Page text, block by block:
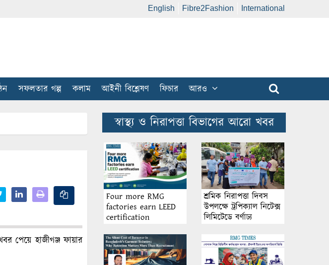
English Fibre2Fashion International
সফলতার গল্প কলাম আইনী বিশ্লেষণ ফিচার আরও
পেয়ে হাজীগঞ্জ ফায়ার
স্বাস্থ্য ও নিরাপত্তা বিভাগের আরো খবর
Four more RMG
factories earn LEED
certification
শ্রমিক নিরাপত্তা দিবস
উপলক্ষে ট্রপিক্যাল নিটেক্স
লিমিটেডে বর্ণাঢ্য